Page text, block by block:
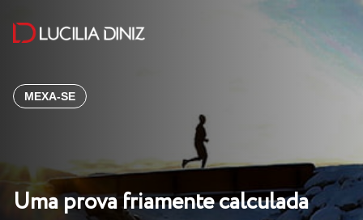
MEXA-SE
Uma prova friamente calculada